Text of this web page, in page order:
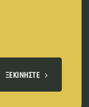
ΞΕΚΙΝΉΣΤΕ